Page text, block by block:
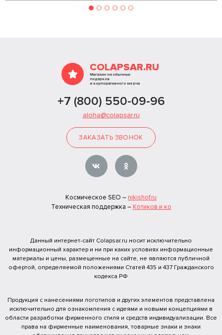
COLAPSAR.RU
Магазин необычных
подарков
и корпоративного мерча
+7 (800) 550-09-96
aloha@colapsar.ru
ЗАКАЗАТЬ ЗВОНОК
Космическое SEO – nikishof.ru
Техническая поддержка – Котиков и ко
Данный интернет-сайт Colapsar.ru носит исключительно
информационный характер и ни при каких условиях информационные
материалы и цены, размещенные на сайте, не являются публичной
офертой, определяемой положениями Статей 435 и 437 Гражданского
кодекса РФ
Продукция с нанесениями логотипов и других элементов представлена
исключительно для ознакомления с идеями и новыми концепциями в
области разработки фирменного стиля и средств индивидуализации. Все
права на фирменные наименования, товарные знаки и знаки